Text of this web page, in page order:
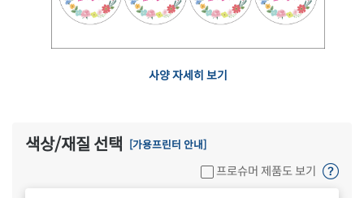
사양 자세히 보기
색상/재질 선택 [가용프린터 안내]
프로슈머 제품도 보기